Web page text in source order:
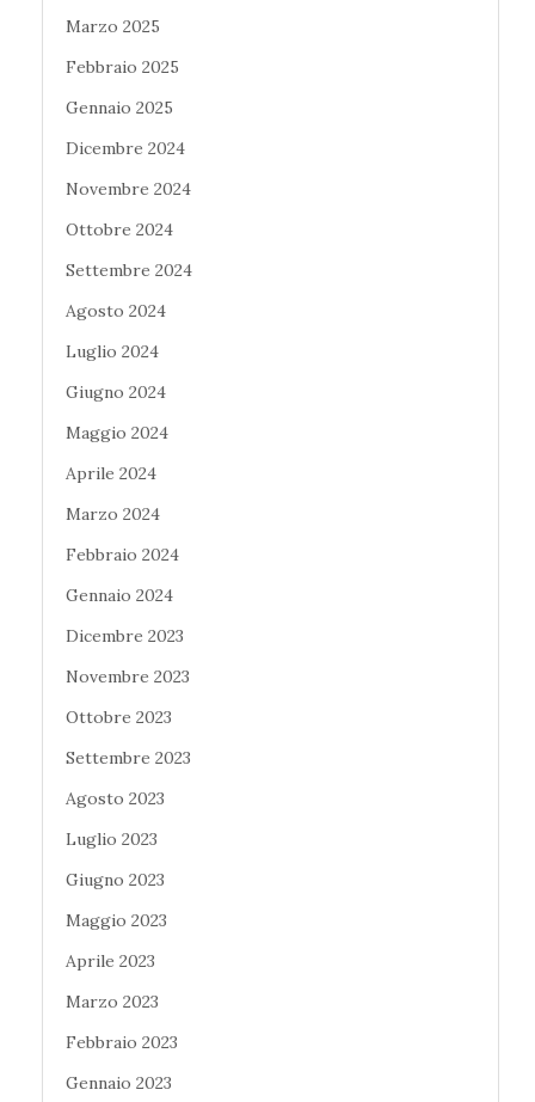
Marzo 2025
Febbraio 2025
Gennaio 2025
Dicembre 2024
Novembre 2024
Ottobre 2024
Settembre 2024
Agosto 2024
Luglio 2024
Giugno 2024
Maggio 2024
Aprile 2024
Marzo 2024
Febbraio 2024
Gennaio 2024
Dicembre 2023
Novembre 2023
Ottobre 2023
Settembre 2023
Agosto 2023
Luglio 2023
Giugno 2023
Maggio 2023
Aprile 2023
Marzo 2023
Febbraio 2023
Gennaio 2023